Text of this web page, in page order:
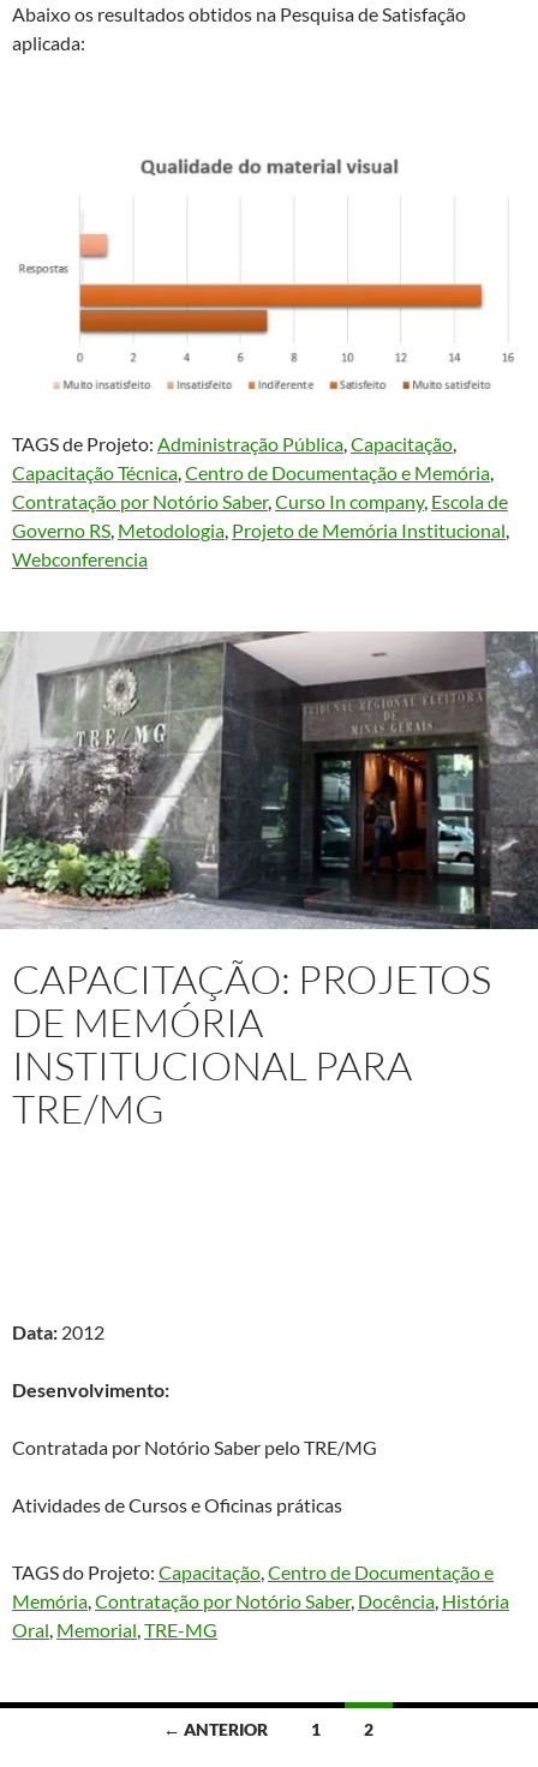
Abaixo os resultados obtidos na Pesquisa de Satisfação
aplicada:
TAGS de Projeto: Administração Pública Capacitação
Capacitação Técnica Centro de Documentação e Memória
Contratação por Notório Saber, Curso In company, Escola de
Governo RS Metodologia Projeto de Memória Institucional
Webconferencia
CAPACITAÇÃO: PROJETOS
DE MEMÓRIA
INSTITUCIONAL PARA
TRE/MG
Data: 2012
Desenvolvimento:
Contratada por Notório Saber pelo TRE/MG
Atividades de Cursos e Oficinas práticas
TAGS do Projeto: Capacitação, Centro de Documentação e
Memória, Contratação por Notório Saber, Docência, História
Oral, Memorial, TRE-MG
← ANTERIOR 1 2